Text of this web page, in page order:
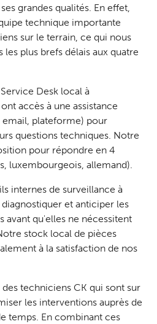
grandes qualités. En effet,
technique importante
sur le terrain, ce qui nous
les plus brefs délais aux quatre
Service Desk local à
accès à une assistance
plateforme) pour
questions techniques. Notre
pour répondre en 4
luxembourgeois, allemand).
internes de surveillance à
et anticiper les
avant qu'elles ne nécessitent
stock local de pièces
à la satisfaction de nos
techniciens CK qui sont sur
les interventions auprès de
temps. En combinant ces